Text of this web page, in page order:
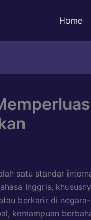
Home
satu standar
Inggris,
berkarir di
kemampuan